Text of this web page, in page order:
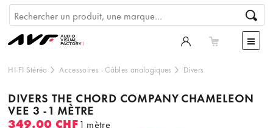
HI-FI Stéréo Accessoires - Câbles analogiques Divers
DIVERS THE CHORD COMPANY CHAMELEON
VEE 3 - 1 MÈTRE
349.00 CHF1 mètre